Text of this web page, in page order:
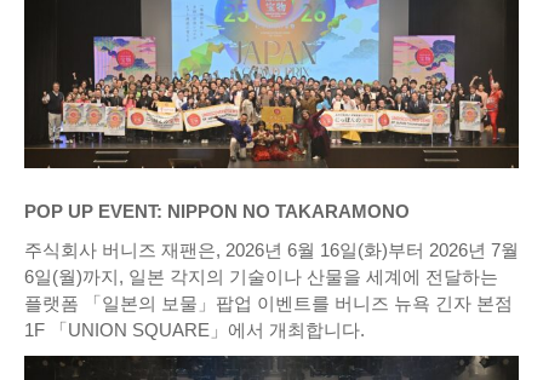
POP UP EVENT: NIPPON NO TAKARAMONO
주식회사 버니즈 재팬은, 2026년 6월 16일(화)부터 2026년 7월
6일(월)까지, 일본 각지의 기술이나 산물을 세계에 전달하는
플랫폼 「일본의 보물」팝업 이벤트를 버니즈 뉴욕 긴자 본점
1F 「UNION SQUARE」에서 개최합니다.